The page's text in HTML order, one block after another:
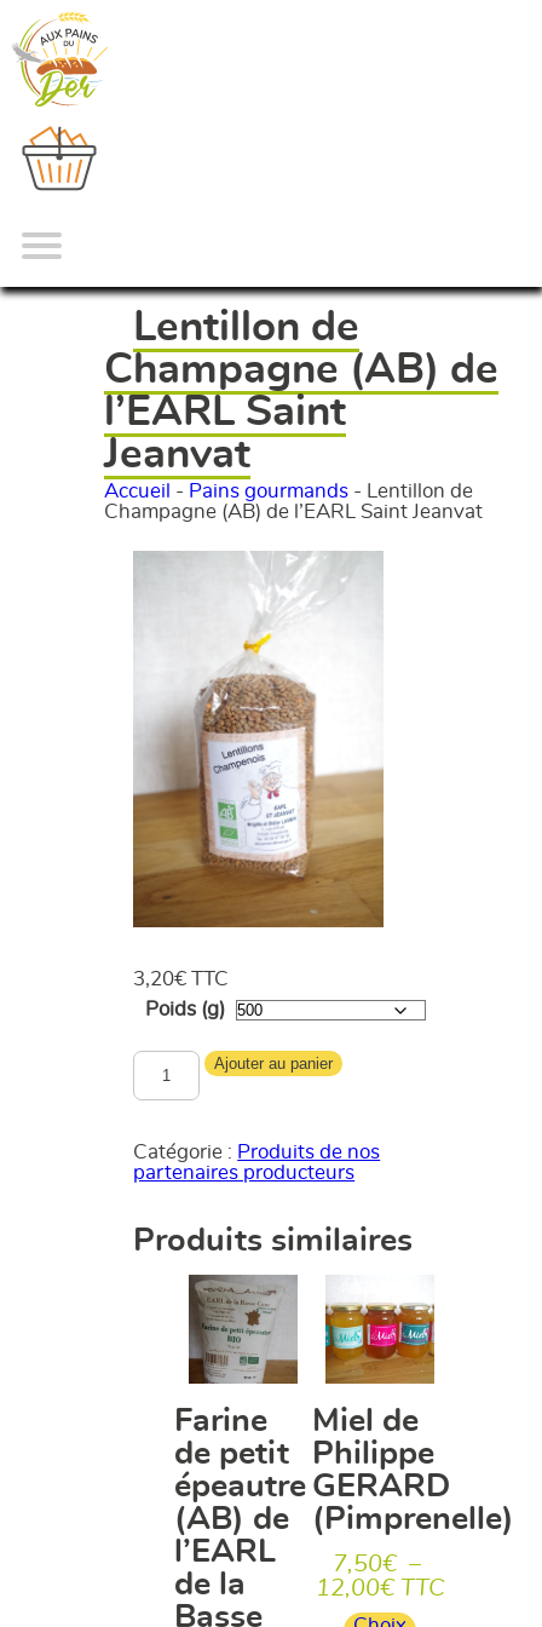
Lentillon de
Champagne (AB) de
l’EARL Saint
Jeanvat
Accueil - Pains gourmands - Lentillon de
Champagne (AB) de l’EARL Saint Jeanvat
3,20€ TTC
Poids (g)
quantité
Lentillon
Champagne
(AB)
de
Saint
Jeanvat
Ajouter au panier
Catégorie : Produits de nos
partenaires producteurs
Produits similaires
Farine
de petit
épeautre
(AB) de
l’EARL
de la
Basse
Miel de
Philippe
GERARD
(Pimprenelle)
7,50€ –
12,00€Plage
de
TTC